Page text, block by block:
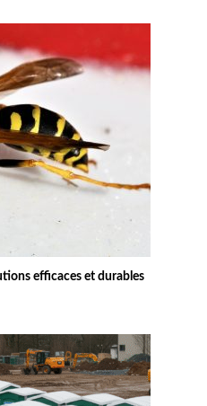
efficaces et durables